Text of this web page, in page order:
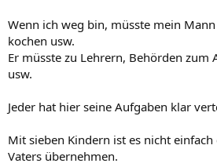
Wenn ich weg bin, müsste mein
kochen usw.
Er müsste zu Lehrern, Behörden zum
usw.
Jeder hat hier seine Aufgaben klar
Mit sieben Kindern ist es nicht
Vaters übernehmen.